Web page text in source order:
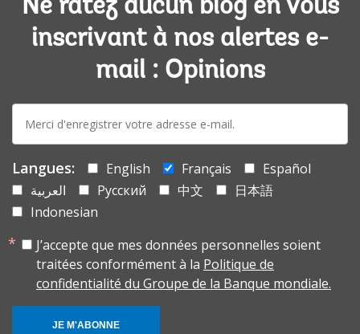
Ne ratez aucun blog en vous
inscrivant à nos alertes e-
mail : Opinions
E-
mail:
Langues: English Français
Español
العربية
Русский 中文
日本語
Indonesian
J’accepte que mes données personnelles soient
traitées conformément à la Politique de
confidentialité du Groupe de la Banque mondiale.
JE M'ABONNE